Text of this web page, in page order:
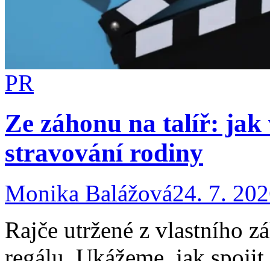
PR
Ze záhonu na talíř:
stravování rodiny
Monika Balážová24. 7.
Rajče utržené z vlastního